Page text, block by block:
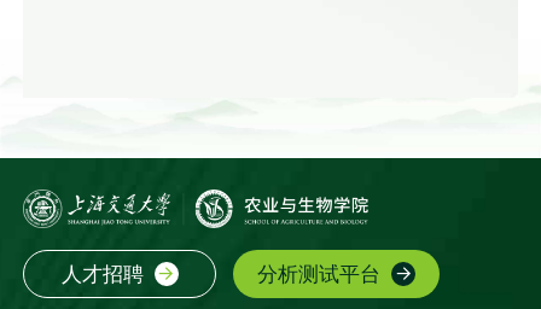
人才招聘 分析测试平台